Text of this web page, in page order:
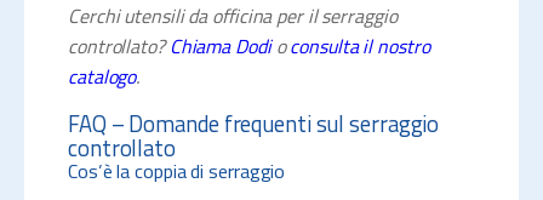
Cerchi utensili da officina per il serraggio
controllato?Chiama Dodioconsulta il nostro
catalogo.
FAQ – Domande frequenti sul serraggio
controllato
Cos’è la coppia di serraggio